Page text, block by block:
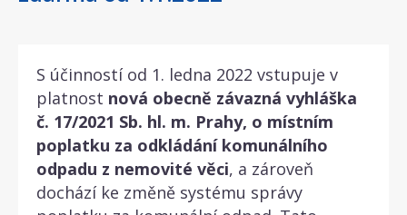
S účinností od 1. ledna 2022 vstupuje v
platnost nová obecně závazná vyhláška
č. 17/2021 Sb. hl. m. Prahy, o místním
poplatku za odkládání komunálního
odpadu z nemovité věci, a zároveň
dochází ke změně systému správy